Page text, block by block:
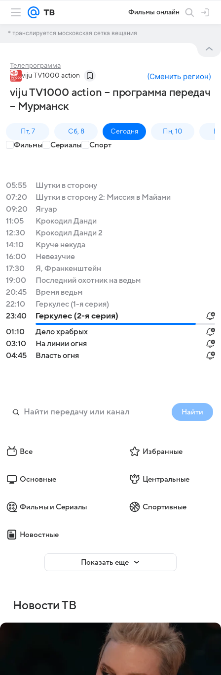
Фильмы онлайн
* транслируется московская сетка вещания
Телепрограмма
viju TV1000 action (Сменить регион)
viju TV1000 action – программа передач
– Мурманск
Пт, 7 Сб, 8 Сегодня Пн, 10
Фильмы Сериалы Спорт
05:55
Шутки в сторону
07:20
Шутки в сторону 2: Миссия в Майами
09:20
Ягуар
11:05
Крокодил Данди
12:30
Крокодил Данди 2
14:10
Круче некуда
16:00
Невезучие
17:30
Я, Франкенштейн
19:00
Последний охотник на ведьм
20:45
Время ведьм
22:10
Геркулес (1-я серия)
23:40
Геркулес (2-я серия)
01:10
Дело храбрых
03:10
На линии огня
04:45
Власть огня
Найти
Все Избранные
Основные Центральные
Фильмы и Сериалы Спортивные
Новостные
Показать еще
Новости ТВ